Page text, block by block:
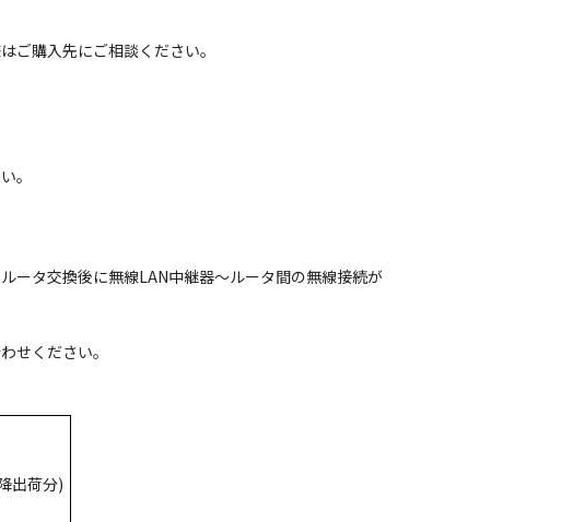
ご購入先にご相談ください。
。
ータ交換後に無線LAN中継器～ルータ間の無線接続が
せください。
出荷分)